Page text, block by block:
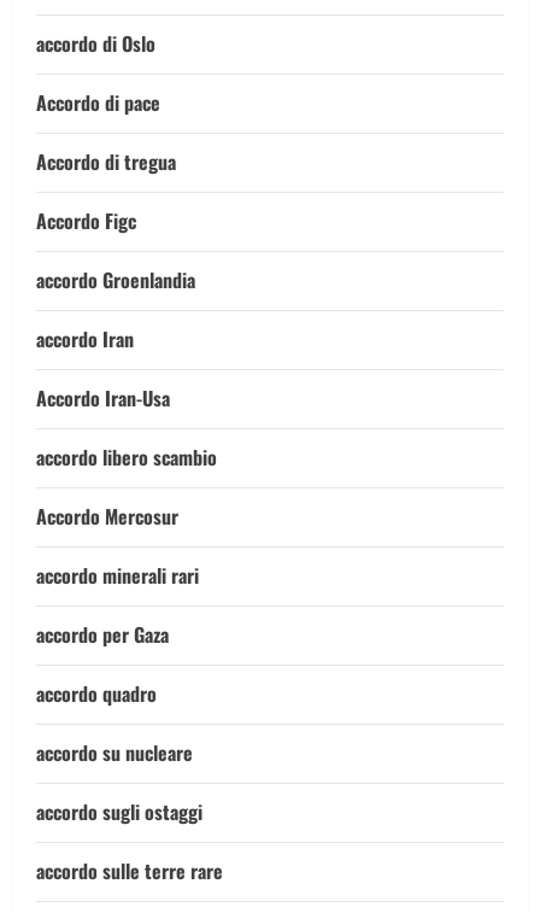
accordo di Oslo
Accordo di pace
Accordo di tregua
Accordo Figc
accordo Groenlandia
accordo Iran
Accordo Iran-Usa
accordo libero scambio
Accordo Mercosur
accordo minerali rari
accordo per Gaza
accordo quadro
accordo su nucleare
accordo sugli ostaggi
accordo sulle terre rare